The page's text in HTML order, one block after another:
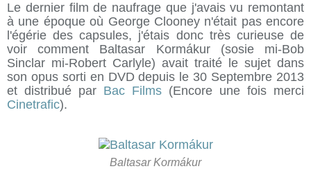
Le dernier film de naufrage que j'avais vu remontant
à une époque où George Clooney n'était pas encore
l'égérie des capsules, j'étais donc très curieuse de
voir comment Baltasar Kormákur (sosie mi-Bob
Sinclar mi-Robert Carlyle) avait traité le sujet dans
son opus sorti en DVD depuis le 30 Septembre 2013
et distribué par Bac Films (Encore une fois merci
Cinetrafic).
Baltasar Kormákur